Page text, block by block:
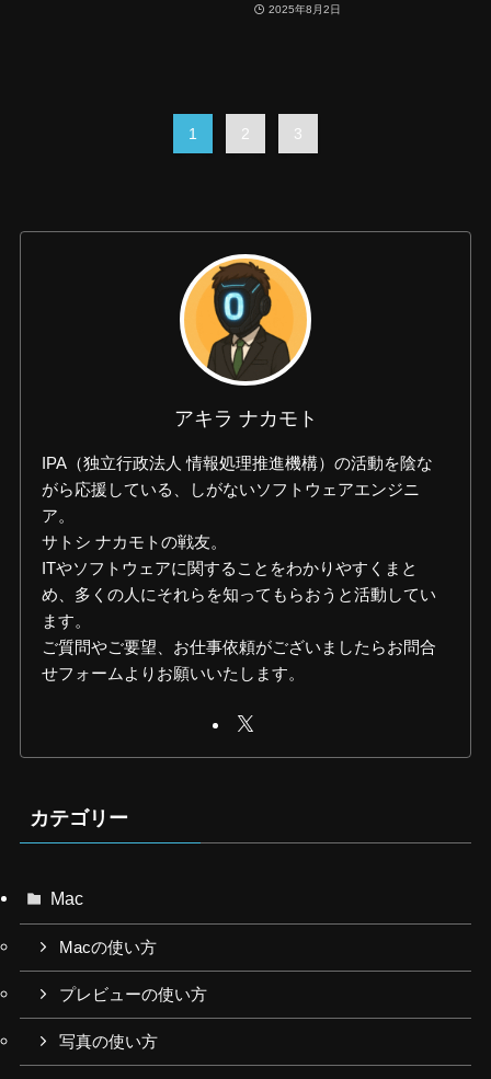
2025年8月2日
1 2 3
アキラ ナカモト
IPA（独立行政法人 情報処理推進機構）の活動を陰な
がら応援している、しがないソフトウェアエンジニ
ア。
サトシ ナカモトの戦友。
ITやソフトウェアに関することをわかりやすくまと
め、多くの人にそれらを知ってもらおうと活動してい
ます。
ご質問やご要望、お仕事依頼がございましたらお問合
せフォームよりお願いいたします。
カテゴリー
Mac
Macの使い方
プレビューの使い方
写真の使い方